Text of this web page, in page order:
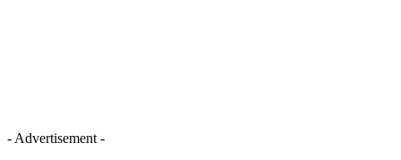
- Advertisement -